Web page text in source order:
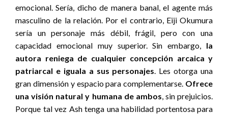
emocional. Sería, dicho de manera banal, el agente más
masculino de la relación. Por el contrario, Eiji Okumura
sería un personaje más débil, frágil, pero con una
capacidad emocional muy superior. Sin embargo, la
autora reniega de cualquier concepción arcaica y
patriarcal e iguala a sus personajes. Les otorga una
gran dimensión y espacio para complementarse. Ofrece
una visión natural y humana de ambos, sin prejuicios.
Porque tal vez Ash tenga una habilidad portentosa para